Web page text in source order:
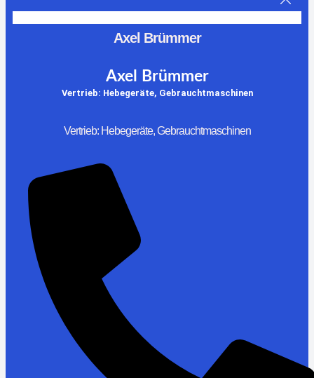
Axel Brümmer
Axel Brümmer
Vertrieb: Hebegeräte, Gebrauchtmaschinen
Vertrieb: Hebegeräte, Gebrauchtmaschinen